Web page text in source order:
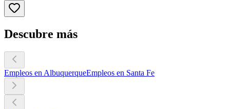
Descubre más
Empleos en AlbuquerqueEmpleos en Santa Fe